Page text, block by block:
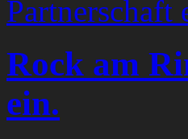
Rock am
ein.